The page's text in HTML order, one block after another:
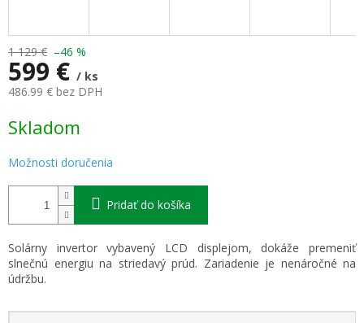
1 129 € –46 %
599 € / ks
486.99 € bez DPH
cena:
Skladom
Možnosti doručenia
Pridať do košíka
Solárny invertor vybavený LCD displejom, dokáže premeniť
slnečnú energiu na striedavý prúd. Zariadenie je nenáročné na
údržbu.